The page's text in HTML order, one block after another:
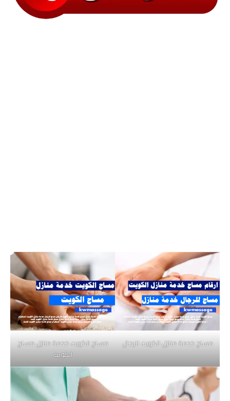
مساج خدمة منازل الكويت للرجال
مساج الكويت خدمة منازل مساج
الكويت